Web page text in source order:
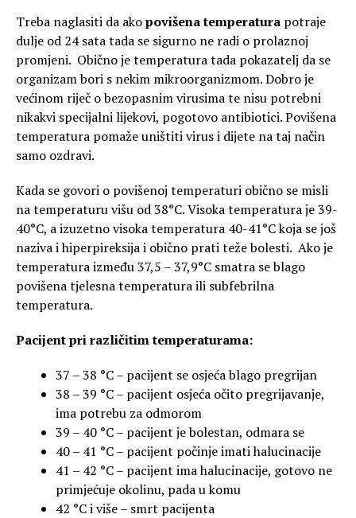
Treba naglasiti da akopovišena temperatura potraje
dulje od 24 sata tada se sigurno ne radi o prolaznoj
promjeni. Obično je temperatura tada pokazatelj da se
organizam bori s nekim mikroorganizmom. Dobro je
većinom riječ o bezopasnim virusima te nisu potrebni
nikakvi specijalni lijekovi, pogotovo antibiotici. Povišena
temperatura pomaže uništiti virus i dijete na taj način
samo ozdravi.
Kada se govori o povišenoj temperaturi obično se misli
na temperaturu višu od 38°C. Visoka temperatura je 39-
40°C, a izuzetno visoka temperatura 40-41°C koja se još
naziva i hiperpireksija i obično prati teže bolesti. Ako je
temperatura između 37,5 – 37,9°C smatra se blago
povišena tjelesna temperatura ili subfebrilna
temperatura.
Pacijent pri različitim temperaturama:
37 – 38 °C – pacijent se osjeća blago pregrijan
38 – 39 °C – pacijent osjeća očito pregrijavanje,
ima potrebu za odmorom
39 – 40 °C – pacijent je bolestan, odmara se
40 – 41 °C – pacijent počinje imati halucinacije
41 – 42 °C – pacijent ima halucinacije, gotovo ne
primjećuje okolinu, pada u komu
42 °C i više – smrt pacijenta